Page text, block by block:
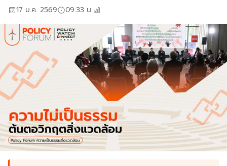
17 ม.ค. 2569 09:33 น.